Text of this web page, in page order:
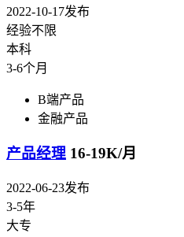
2022-10-17发布
经验不限
本科
3-6个月
B端产品
金融产品
产品经理 16-19K/月
2022-06-23发布
3-5年
大专